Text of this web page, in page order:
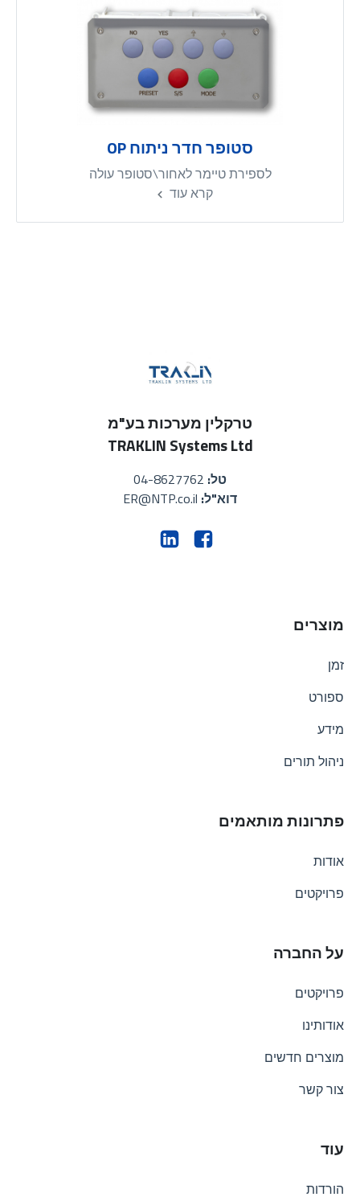
סטופר חדר ניתוח OP
לספירת טיימר לאחור\סטופר עולה
קרא עוד
טרקלין מערכות בע"מ
TRAKLIN Systems Ltd
טל: 04-8627762
דוא"ל: ER@NTP.co.il
מוצרים
זמן
ספורט
מידע
ניהול תורים
פתרונות מותאמים
אודות
פרויקטים
על החברה
פרויקטים
אודותינו
מוצרים חדשים
צור קשר
עוד
הורדות